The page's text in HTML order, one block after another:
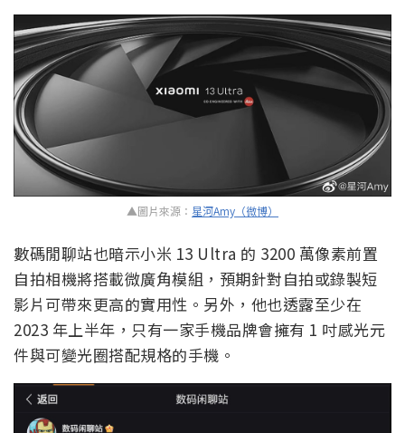
▲圖片來源： 星河Amy（微博）
數碼閒聊站也暗示小米 13 Ultra 的 3200 萬像素前置
自拍相機將搭載微廣角模組，預期針對自拍或錄製短
影片可帶來更高的實用性。另外，他也透露至少在
2023 年上半年，只有一家手機品牌會擁有 1 吋感光元
件與可變光圈搭配規格的手機。